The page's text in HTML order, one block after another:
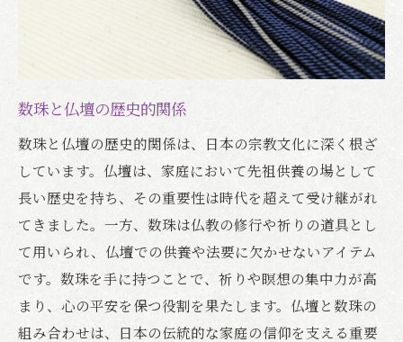
数珠の素材による違い
房の種類の違い
数珠を長持ちさせる保管方法と修理の仕方
数珠の保管方法
数珠が切れた時の修理について
修理するか買い替えるか
仏壇と数珠の組み合わせによる心の安らぎ
仏壇と数珠がもたらす精神的効果
仏壇と数珠の組み合わせによるリラックス
数珠と仏壇の歴史的関係
数珠と仏壇の歴史的関係は、日本の宗教文化に深く根ざ
しています。仏壇は、家庭において先祖供養の場として
長い歴史を持ち、その重要性は時代を超えて受け継がれ
てきました。一方、数珠は仏教の修行や祈りの道具とし
て用いられ、仏壇での供養や法要に欠かせないアイテム
です。数珠を手に持つことで、祈りや瞑想の集中力が高
まり、心の平安を保つ役割を果たします。仏壇と数珠の
組み合わせは、日本の伝統的な家庭の信仰を支える重要